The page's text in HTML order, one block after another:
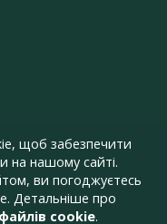
щоб забезпечити
на нашому сайті.
ви погоджуєтесь
Детальніше про
cookie.